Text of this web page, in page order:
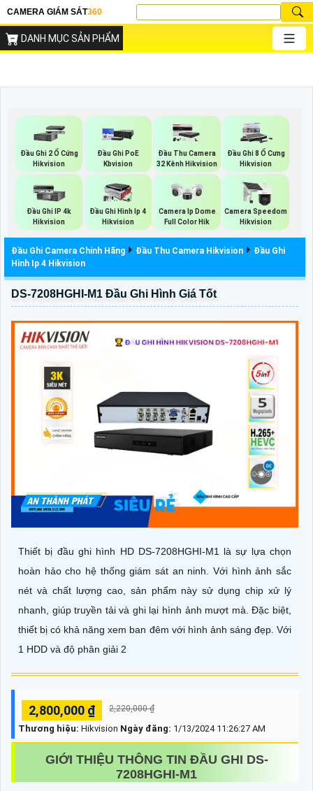
CAMERA GIÁM SÁT360
DANH MỤC SẢN PHẨM
Đầu Ghi 2 Ổ Cứng
Hikvision
Đầu Ghi PoE
Kbvision
Đầu Thu Camera
32 Kênh Hikvision
Đầu Ghi 8 Ổ Cưng
Hikvision
Đầu Ghi IP 4k
Hikvision
Đầu Ghi Hình Ip 4
Hikvision
Camera Ip Dome
Full Color Hik
Camera Speedom
Hikvision
Đầu Ghi Camera Chính Hãng Đầu Thu Camera Hikvision
Đầu Ghi
Hình Ip 4 Hikvision
DS-7208HGHI-M1 Đầu Ghi Hình Giá Tốt
Thiết bị đầu ghi hình HD DS-7208HGHI-M1 là sự lựa chọn
hoàn hảo cho hệ thống giám sát an ninh. Với hình ảnh sắc
nét và chất lượng cao, sản phẩm này sử dụng chip xử lý
nhanh, giúp truyền tải và ghi lại hình ảnh mượt mà. Đặc biệt,
thiết bị có khả năng xem ban đêm với hình ảnh sáng đẹp. Với
1 HDD và độ phân giải 2
2,800,000 ₫ 2,220,000 ₫
Thương hiệu: Hikvision Ngày đăng: 1/13/2024 11:26:27 AM
GIỚI THIỆU THÔNG TIN ĐẦU GHI DS-
7208HGHI-M1